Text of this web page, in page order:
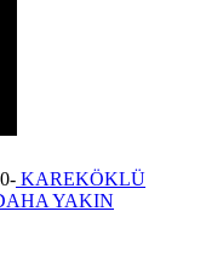
KAREKÖKLÜ
YAKIN